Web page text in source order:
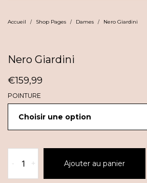
Accueil / Shop Pages / Dames / Nero Giardini
Nero Giardini
€159,99
POINTURE
-
de
Nero
+ Ajouter au panier